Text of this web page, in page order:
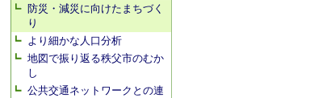
防災・減災に向けたまちづく
り
より細かな人口分析
地図で振り返る秩父市のむか
し
公共交通ネットワークとの連